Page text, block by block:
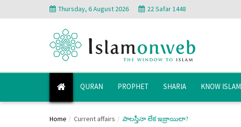
Thursday, 6 August 2026 22 Safar 1448
QURAN PROPHET SHARIA KNOW ISLAM
Home Current affairs పాలస్తీనా లేక ఇజ్రాయిలా?